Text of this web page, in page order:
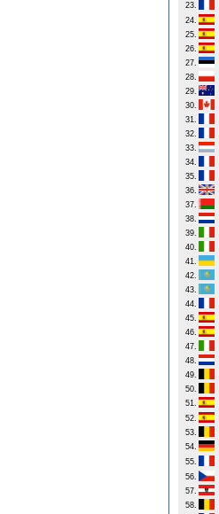
23.
24.
25.
26.
27.
28.
29.
30.
31.
32.
33.
34.
35.
36.
37.
38.
39.
40.
41.
42.
43.
44.
45.
46.
47.
48.
49.
50.
51.
52.
53.
54.
55.
56.
57.
58.